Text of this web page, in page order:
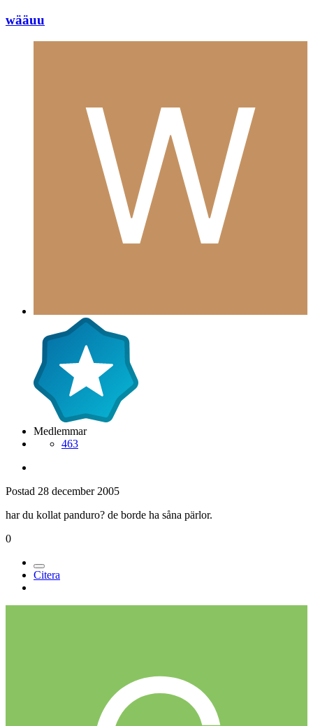
wääuu
Medlemmar
463
Postad 28 december 2005
har du kollat panduro? de borde ha såna pärlor.
0
Citera